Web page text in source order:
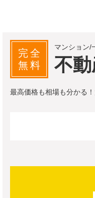
完全
無料
マンション/
不
最高価格も相場も分かる